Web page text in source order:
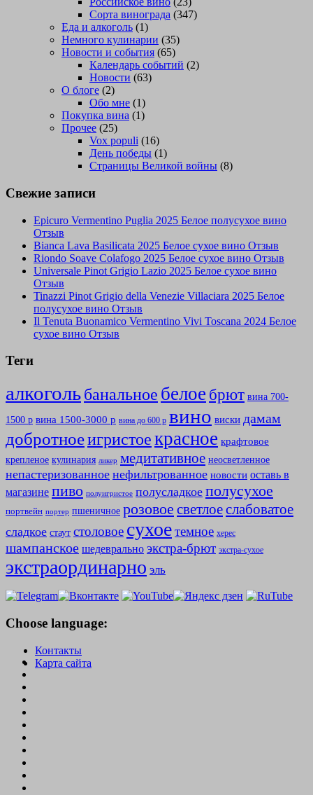
Сорта винограда (347)
Еда и алкоголь (1)
Немного кулинарии (35)
Новости и события (65)
Календарь событий (2)
Новости (63)
О блоге (2)
Обо мне (1)
Покупка вина (1)
Прочее (25)
Vox populi (16)
День победы (1)
Страницы Великой войны (8)
Свежие записи
Epicuro Vermentino Puglia 2025 Белое полусухое вино
Отзыв
Bianca Lava Basilicata 2025 Белое сухое вино Отзыв
Riondo Soave Colafogo 2025 Белое сухое вино Отзыв
Universale Pinot Grigio Lazio 2025 Белое сухое вино
Отзыв
Tinazzi Pinot Grigio della Venezie Villaciara 2025 Белое
полусухое вино Отзыв
Il Tenuta Buonamico Vermentino Vivi Toscana 2024 Белое
сухое вино Отзыв
Теги
алкогольбанальное белое брют вина 700-
1500 р вина 1500-3000 р вина до 600 р вино виски дамам
добротноеигристоекрасное крафтовое
крепленое кулинария ликер медитативное неосветленное
непастеризованное нефильтрованное новости оставь в
магазине пиво полуигристое полусладкое полусухое
портвейн портер пшеничное розовое светлоеслабоватое
сладкое стаут столовое сухоетемное херес
шампанское шедеврально экстра-брют экстра-сухое
экстраординарно эль
Choose language:
Контакты
Карта сайта